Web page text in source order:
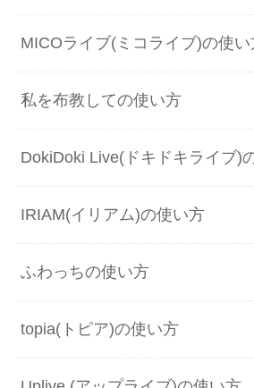
MICOライブ(ミコライブ)の使い
私を布教しての使い方
DokiDoki Live(ドキドキライブ)
IRIAM(イリアム)の使い方
ふわっちの使い方
topia(トピア)の使い方